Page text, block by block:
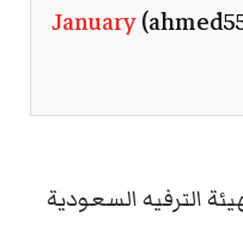
January
الترفيه السعودية